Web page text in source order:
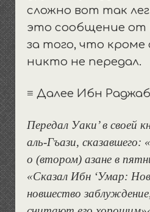
сложно вот так
это сообщение от
за того, что кроме
никто не передал.
≡ Далее Ибн
Передал Уаки’ в своей
аль-Гъази, сказавшего:
о (втором) азане в
«Сказал Ибн ‘Умар:
новшество